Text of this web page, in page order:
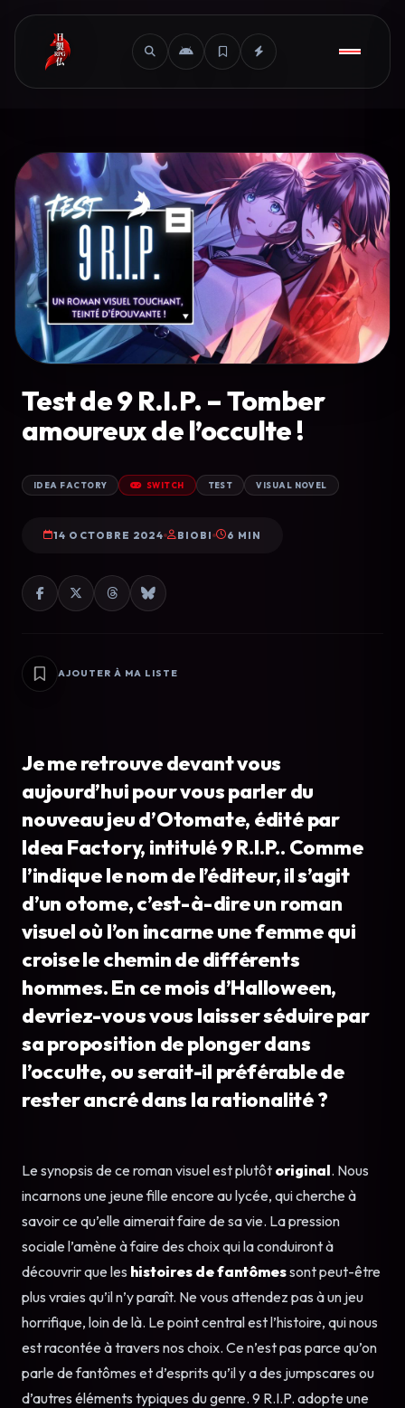
Test de 9 R.I.P. – Tomber
amoureux de l’occulte !
IDEA FACTORY SWITCH TEST VISUAL NOVEL
14 OCTOBRE 2024 BIOBI 6 MIN
AJOUTER À MA LISTE
Je me retrouve devant vous
aujourd’hui pour vous parler du
nouveau jeu d’Otomate, édité par
Idea Factory, intitulé 9 R.I.P.. Comme
l’indique le nom de l’éditeur, il s’agit
d’un otome, c’est-à-dire un roman
visuel où l’on incarne une femme qui
croise le chemin de différents
hommes. En ce mois d’Halloween,
devriez-vous vous laisser séduire par
sa proposition de plonger dans
l’occulte, ou serait-il préférable de
rester ancré dans la rationalité ?
Le synopsis de ce roman visuel est plutôt original. Nous
incarnons une jeune fille encore au lycée, qui cherche à
savoir ce qu’elle aimerait faire de sa vie. La pression
sociale l’amène à faire des choix qui la conduiront à
découvrir que les histoires de fantômessont peut-être
plus vraies qu’il n’y paraît. Ne vous attendez pas à un jeu
horrifique, loin de là. Le point central est l’histoire, qui nous
est racontée à travers nos choix. Ce n’est pas parce qu’on
parle de fantômes et d’esprits qu’il y a des jumpscares ou
d’autres éléments typiques du genre. 9 R.I.P. adopte une